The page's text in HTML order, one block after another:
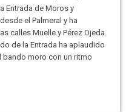
Entrada de Moros y
el Palmeral y ha
calles Muelle y Pérez Ojeda.
de la Entrada ha aplaudido
bando moro con un ritmo